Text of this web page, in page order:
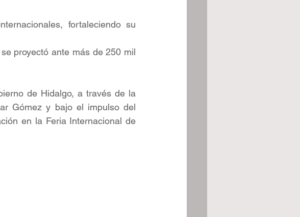
fortaleciendo su
proyectó ante más de 250 mil
de Hidalgo, a través de la
Gómez y bajo el impulso del
en la Feria Internacional de